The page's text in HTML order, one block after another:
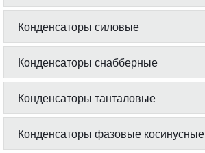
Конденсаторы силовые
Конденсаторы снабберные
Конденсаторы танталовые
Конденсаторы фазовые косинусные